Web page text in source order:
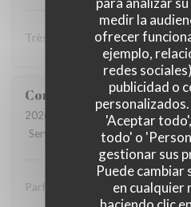
medir la
ofrecer
ejemplo,
redes
publicidad o
'Aceptar
todo' o
gestionar sus
Puede cambiar
en cualquier
Très bon accueil et patron super
Coralie
2026-07-05
- 12:15 - Invitados 4
Servicio
Ambiente: 5/5
Parfait comme toujours !